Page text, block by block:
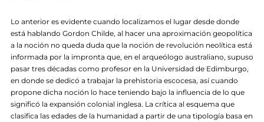
Lo anterior es evidente cuando localizamos el lugar desde donde
está hablando Gordon Childe, al hacer una aproximación geopolítica
a la noción no queda duda que la noción de revolución neolítica está
informada por la impronta que, en el arqueólogo australiano, supuso
pasar tres décadas como profesor en la Universidad de Edimburgo,
en donde se dedicó a trabajar la prehistoria escocesa, así cuando
propone dicha noción lo hace teniendo bajo la influencia de lo que
significó la expansión colonial inglesa. La crítica al esquema que
clasifica las edades de la humanidad a partir de una tipología basa en